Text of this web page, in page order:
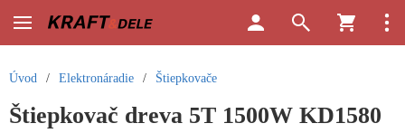
Úvod / Elektronáradie / Štiepkovače
Štiepkovač dreva 5T 1500W KD1580